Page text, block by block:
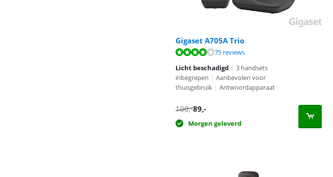
Gigaset A705A Trio
Beoordeling is 8,1 van de 10, gebaseerd op 75 reviews.
75 reviews
Licht beschadigd | 3 handsets
inbegrepen | Aanbevolen voor
thuisgebruik | Antwoordapparaat
100,-89,-
Morgen geleverd
Beoordeling is 8,7 van de 10, gebaseerd op 6 reviews.
Beoordeling is 8,8 van de 10, gebaseerd op 4 reviews.